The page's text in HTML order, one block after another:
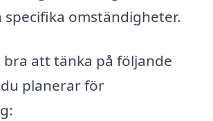
specifika omständigheter.
bra att tänka på följande
planerar för